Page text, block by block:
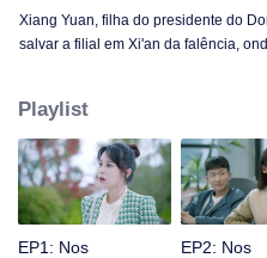
Xiang Yuan, filha do presidente do
salvar a filial em Xi'an da falência,
apesar da injustiça no local de
independente e capaz ao lidar com a
e, mais uma vez, a centelha do amor
iniciaram a jornada de pesquisa do
Playlist
EP1: Nos
EP2: Nos